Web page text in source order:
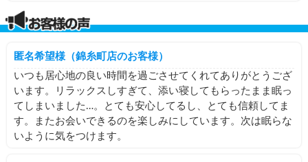
と焦る日々です(ᵕ •̥ ·̫ •̥ ᵕ)
🔅いよ🔅
ここまで読んでくれてありがとうっっっ🩷💚
今いよは何をしてるかと言いますと
錦糸町店の深夜営業出勤中です💨💨💨
わーーーーーーーーい
ずっと深夜営業出てみたかったの！！！！
いつも仲良くしてもらってるわさびさん
(以後わさ姉)
https://x.com/fuwafuwacumori?s=21&t=PJyidZ--
ね！！あとね！！最近とっても寒いですね😔私気温調節がほ
んとに下手で
あと気温とかみてもパッとどのくらいか思いつかなくて😔
気温暖かいのにめっちゃ厚着してたり寒い日なのに薄着だっ
たり
ほんとかなりの確率でやらかしてて
まじで天気やめてくれ、、、って毎日思ってます😭😭
匿名希望様（錦糸町店のお客様）
いつも居心地の良い時間を過ごさせてくれてありがとうござ
います。リラックスしすぎて、添い寝してもらったまま眠っ
てしまいました…。とても安心してるし、とても信頼してま
す。またお会いできるのを楽しみにしています。次は眠らな
いように気をつけます。